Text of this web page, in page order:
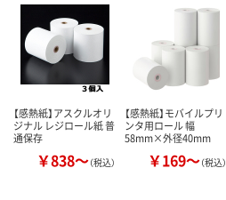
【感熱紙】アスクルオリ
ジナル レジロール紙 普
通保存
￥838～（税込）
【感熱紙】モバイルプリ
ンタ用ロール 幅
58mm×外径40mm
￥169～（税込）